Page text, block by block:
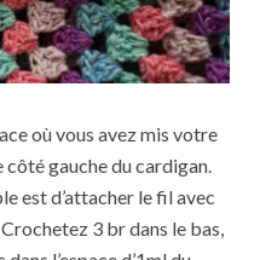
où vous avez mis votre
côté gauche du cardigan.
est d’attacher le fil avec
3 br dans le bas,